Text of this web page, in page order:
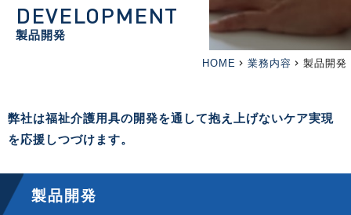
DEVELOPMENT
製品開発
HOME 業務内容 製品開発
弊社は福祉介護用具の開発を通して抱え上げないケア実現
を応援しつづけます。
製品開発